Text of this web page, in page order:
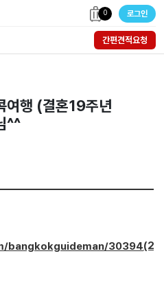
0 로그인
간편견적요청
여행 (결혼19주년
^^
bangkokguideman/30394